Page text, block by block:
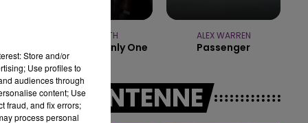
SAM SMITH
I'm Not The Only One
ALEX WARREN
Passenger
A L'ANTENNE
Store and/or
Use profiles to
audiences through
content; Use
fraud, and fix errors;
process personal